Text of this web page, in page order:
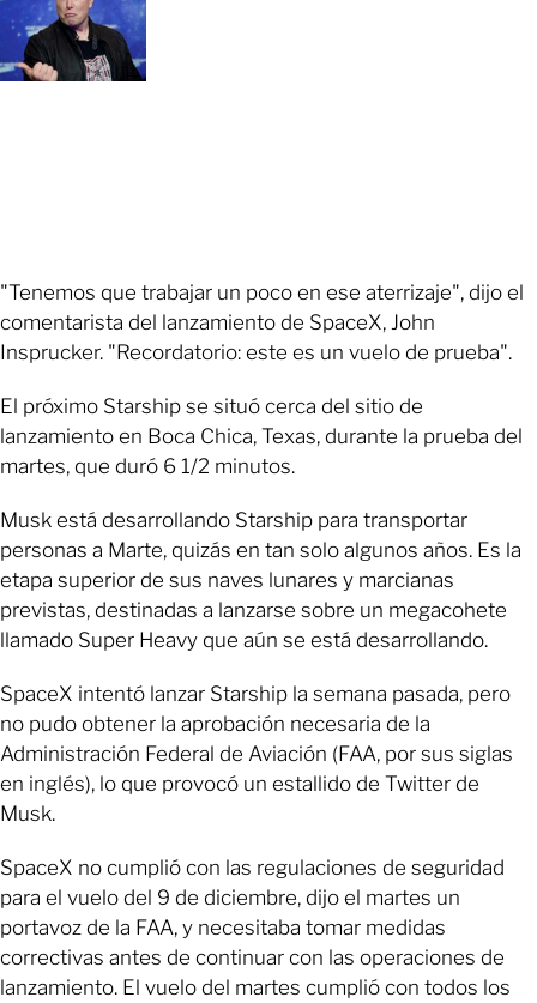
"Tenemos que trabajar un poco en ese aterrizaje", dijo el
comentarista del lanzamiento de SpaceX, John
Insprucker. "Recordatorio: este es un vuelo de prueba".
El próximo Starship se situó cerca del sitio de
lanzamiento en Boca Chica, Texas, durante la prueba del
martes, que duró 6 1/2 minutos.
Musk está desarrollando Starship para transportar
personas a Marte, quizás en tan solo algunos años. Es la
etapa superior de sus naves lunares y marcianas
previstas, destinadas a lanzarse sobre un megacohete
llamado Super Heavy que aún se está desarrollando.
SpaceX intentó lanzar Starship la semana pasada, pero
no pudo obtener la aprobación necesaria de la
Administración Federal de Aviación (FAA, por sus siglas
en inglés), lo que provocó un estallido de Twitter de
Musk.
SpaceX no cumplió con las regulaciones de seguridad
para el vuelo del 9 de diciembre, dijo el martes un
portavoz de la FAA, y necesitaba tomar medidas
correctivas antes de continuar con las operaciones de
lanzamiento. El vuelo del martes cumplió con todos los